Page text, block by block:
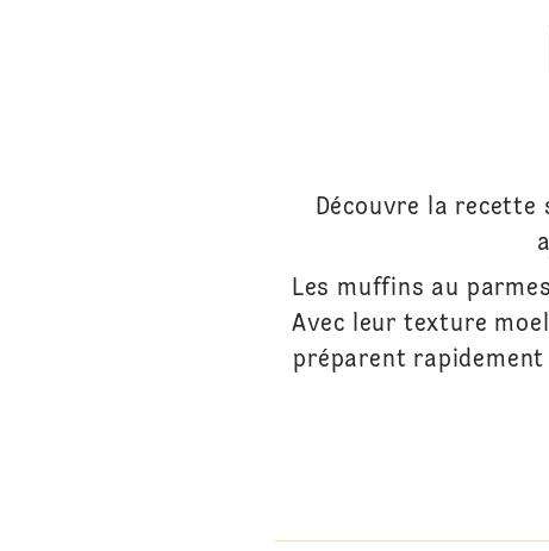
Découvre la
Les muffins au
Avec leur texture
préparent rapidement